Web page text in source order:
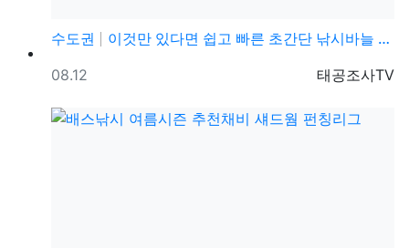
수도권
이것만 있다면 쉽고 빠른 초간단 낚시바늘 묶을수 있습니…
등록자
태공조사TV
등록일
08.12